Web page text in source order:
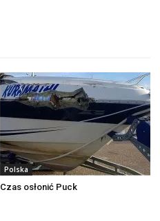
Polska
Czas osłonić Puck